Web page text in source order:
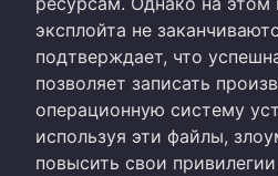
эксплойта не
подтверждает, что
позволяет записать
операционную систему
используя эти файлы,
повысить свои